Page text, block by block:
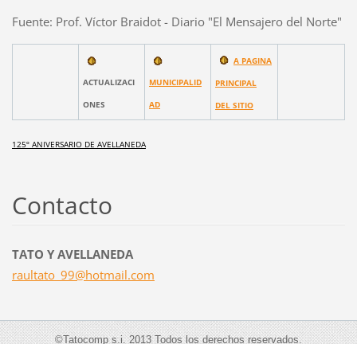
Fuente: Prof. Víctor Braidot - Diario "El Mensajero del Norte"
ACTUALIZACI
ONES
MUNICIPALID
AD
A PAGINA
PRINCIPAL
DEL SITIO
125º ANIVERSARIO DE AVELLANEDA
Contacto
TATO Y AVELLANEDA
raultato_99@hotmail.com
©Tatocomp s.i. 2013 Todos los derechos reservados.